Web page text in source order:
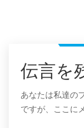
伝言を
あなたは私達の
ですが、ここに